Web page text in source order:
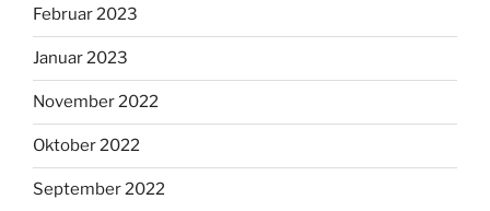
Februar 2023
Januar 2023
November 2022
Oktober 2022
September 2022